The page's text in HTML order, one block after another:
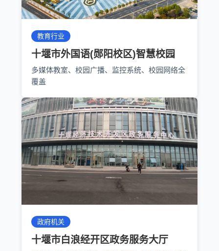
教育行业
十堰市外国语(郧阳校区)智慧校园
多媒体教室、校园广播、监控系统、校园网络全
覆盖
政府机关
十堰市白浪经开区政务服务大厅